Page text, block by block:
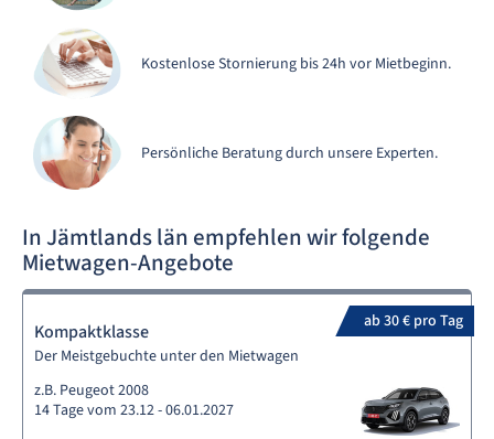
Kostenlose Stornierung bis 24h vor Mietbeginn.
Persönliche Beratung durch unsere Experten.
In Jämtlands län empfehlen wir folgende
Mietwagen-Angebote
ab 30 € pro Tag
Kompaktklasse
Der Meistgebuchte unter den Mietwagen
z.B. Peugeot 2008
14 Tage vom 23.12 - 06.01.2027